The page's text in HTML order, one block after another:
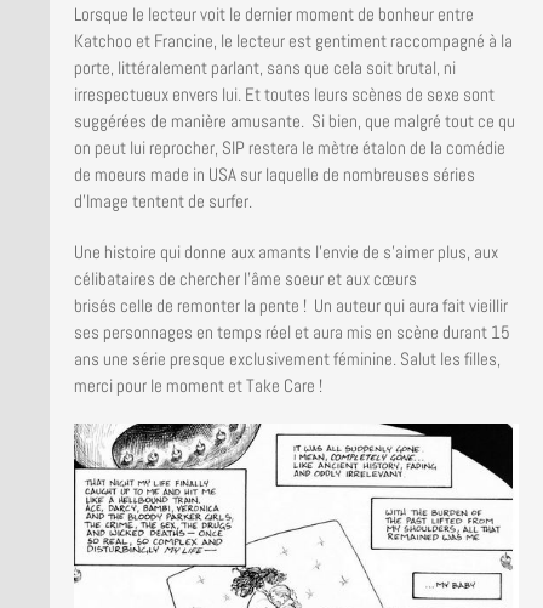
Lorsque le lecteur voit le dernier moment de bonheur entre
Katchoo et Francine, le lecteur est gentiment raccompagné à la
porte, littéralement parlant, sans que cela soit brutal, ni
irrespectueux envers lui. Et toutes leurs scènes de sexe sont
suggérées de manière amusante. Si bien, que malgré tout ce qu
on peut lui reprocher, SIP restera le mètre étalon de la comédie
de moeurs made in USA sur laquelle de nombreuses séries
d’Image tentent de surfer.
Une histoire qui donne aux amants l’envie de s’aimer plus, aux
célibataires de chercher l’âme soeur et aux cœurs
brisés celle de remonter la pente ! Un auteur qui aura fait vieillir
ses personnages en temps réel et aura mis en scène durant 15
ans une série presque exclusivement féminine. Salut les filles,
merci pour le moment et Take Care !